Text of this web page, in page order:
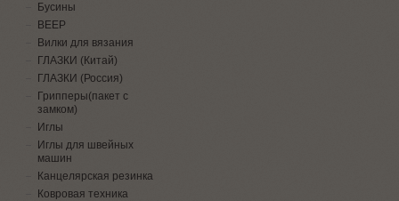
Бусины
ВЕЕР
Вилки для вязания
ГЛАЗКИ (Китай)
ГЛАЗКИ (Россия)
Грипперы(пакет с
замком)
Иглы
Иглы для швейных
машин
Канцелярская резинка
Ковровая техника